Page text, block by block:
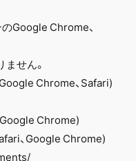
Google Chrome、
せん。
Chrome、Safari)
Chrome)
、Google Chrome)